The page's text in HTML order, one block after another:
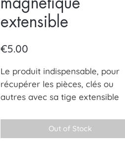
magnétique
extensible
€5.00
Le produit indispensable, pour
récupérer les pièces, clés ou
autres avec sa tige extensible
puissant d'environ 900 grs,
Out of Stock